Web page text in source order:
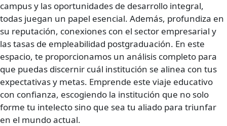
campus y las oportunidades de desarrollo integral,
todas juegan un papel esencial. Además, profundiza en
su reputación, conexiones con el sector empresarial y
las tasas de empleabilidad postgraduación. En este
espacio, te proporcionamos un análisis completo para
que puedas discernir cuál institución se alinea con tus
expectativas y metas. Emprende este viaje educativo
con confianza, escogiendo la institución que no solo
forme tu intelecto sino que sea tu aliado para triunfar
en el mundo actual.